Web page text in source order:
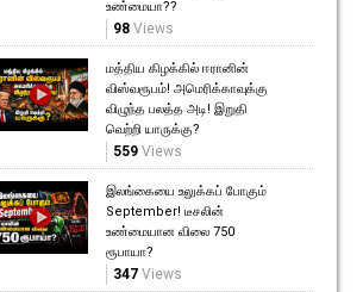
உண்மையா??
98 Views
மத்திய கிழக்கில் ஈரானின்
விஸ்வரூபம்! அமெரிக்காவுக்கு
விழுந்த பலத்த அடி! இறுதி
வெற்றி யாருக்கு?
559 Views
இலங்கையை உலுக்கப் போகும்
September! டீசலின்
உண்மையான விலை 750
ரூபாயா?
347 Views